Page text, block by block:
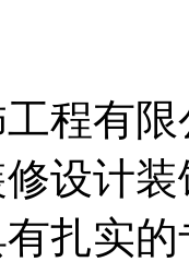
程有
设计
扎实